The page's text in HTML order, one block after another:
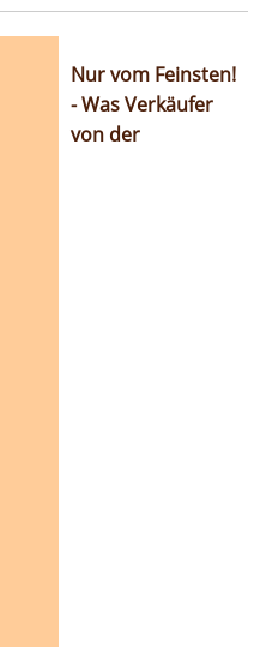
Nur vom Feinsten!
- Was Verkäufer
von der